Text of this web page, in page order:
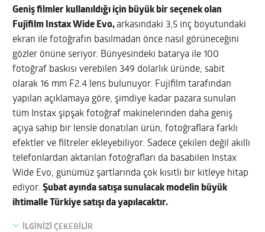
Geniş filmler kullanıldığı için büyük bir seçenek olan
Fujifilm Instax Wide Evo,arkasındaki 3,5 inç boyutundaki
ekran ile fotoğrafın basılmadan önce nasıl görüneceğini
gözler önüne seriyor. Bünyesindeki batarya ile 100
fotoğraf baskısı verebilen 349 dolarlık üründe, sabit
olarak 16 mm F2.4 lens bulunuyor. Fujifilm tarafından
yapılan açıklamaya göre, şimdiye kadar pazara sunulan
tüm Instax şipşak fotoğraf makinelerinden daha geniş
açıya sahip bir lensle donatılan ürün, fotoğraflara farklı
efektler ve filtreler ekleyebiliyor. Sadece çekilen değil akıllı
telefonlardan aktarılan fotoğrafları da basabilen Instax
Wide Evo, günümüz şartlarında çok kısıtlı bir kitleye hitap
ediyor.Şubat ayında satışa sunulacak modelin büyük
ihtimalle Türkiye satışı da yapılacaktır.
İLGİNİZİ ÇEKEBİLİR